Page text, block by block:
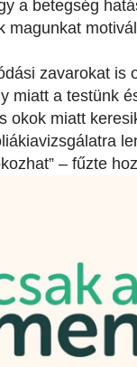
a betegség
zavarokat is
miatt a testünk
okok miatt
– fűzte